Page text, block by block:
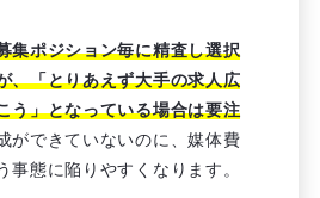
集ポジション毎に精査し選択
、「とりあえず大手の求人広
う」となっている場合は要注
ができていないのに、媒体費
事態に陥りやすくなります。